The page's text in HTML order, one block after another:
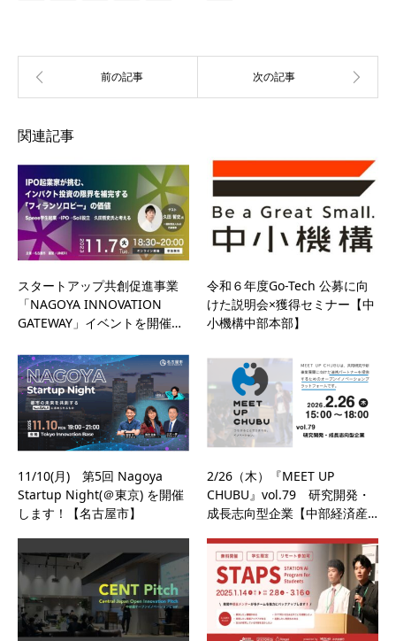
関連記事
スタートアップ共創促進事業
「NAGOYA INNOVATION
GATEWAY」イベントを開催…
令和６年度Go-Tech 公募に向
けた説明会×獲得セミナー【中
小機構中部本部】
11/10(月) 第5回 Nagoya
Startup Night(＠東京) を開催
します！【名古屋市】
2/26（木）『MEET UP
CHUBU』vol.79 研究開発・
成長志向型企業【中部経済産…